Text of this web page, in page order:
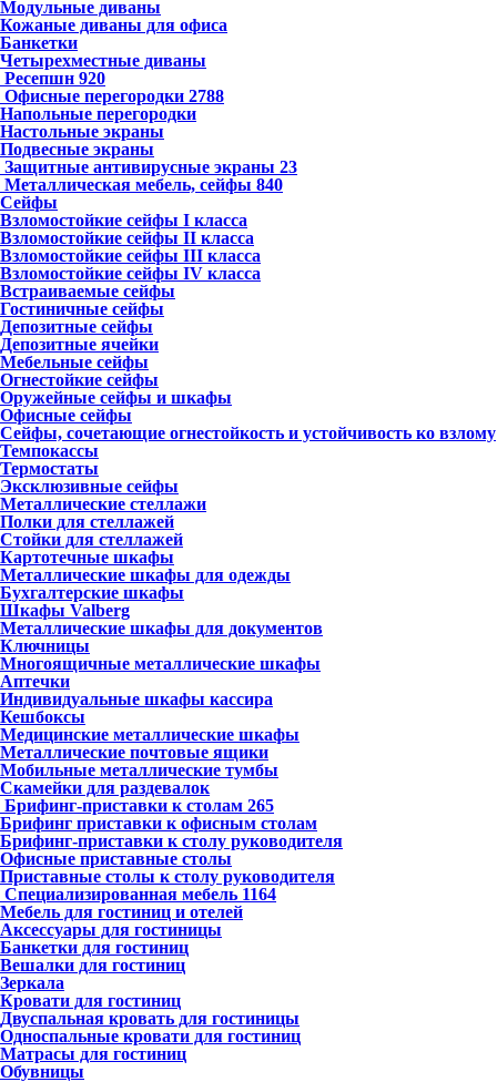
Модульные диваны
Кожаные диваны для офиса
Банкетки
Четырехместные диваны
Ресепшн 920
Офисные перегородки 2788
Напольные перегородки
Настольные экраны
Подвесные экраны
Защитные антивирусные экраны 23
Металлическая мебель, сейфы 840
Сейфы
Взломостойкие сейфы I класса
Взломостойкие сейфы II класса
Взломостойкие сейфы III класса
Взломостойкие сейфы IV класса
Встраиваемые сейфы
Гостиничные сейфы
Депозитные сейфы
Депозитные ячейки
Мебельные сейфы
Огнестойкие сейфы
Оружейные сейфы и шкафы
Офисные сейфы
Сейфы, сочетающие огнестойкость и устойчивость ко взлому
Темпокассы
Термостаты
Эксклюзивные сейфы
Металлические стеллажи
Полки для стеллажей
Стойки для стеллажей
Картотечные шкафы
Металлические шкафы для одежды
Бухгалтерские шкафы
Шкафы Valberg
Металлические шкафы для документов
Ключницы
Многоящичные металлические шкафы
Аптечки
Индивидуальные шкафы кассира
Кешбоксы
Медицинские металлические шкафы
Металлические почтовые ящики
Мобильные металлические тумбы
Скамейки для раздевалок
Брифинг-приставки к столам 265
Брифинг приставки к офисным столам
Брифинг-приставки к столу руководителя
Офисные приставные столы
Приставные столы к столу руководителя
Специализированная мебель 1164
Мебель для гостиниц и отелей
Аксессуары для гостиницы
Банкетки для гостиниц
Вешалки для гостиниц
Зеркала
Кровати для гостиниц
Двуспальная кровать для гостиницы
Односпальные кровати для гостиниц
Матрасы для гостиниц
Обувницы